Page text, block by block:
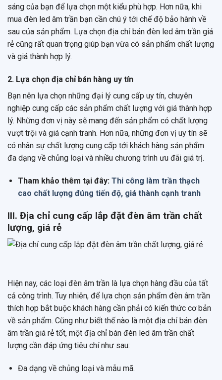
sáng của bạn để lựa chọn một kiểu phù hợp. Hơn nữa, khi
mua đèn led âm trần bạn cần chú ý tới chế độ bảo hành về
sau của sản phẩm. Lựa chọn địa chỉ bán đèn led âm trần giá
rẻ cũng rất quan trọng giúp bạn vừa có sản phẩm chất lượng
và giá thành hợp lý.
2. Lựa chọn địa chỉ bán hàng uy tín
Bạn nên lựa chọn những đại lý cung cấp uy tín, chuyên
nghiệp cung cấp các sản phẩm chất lượng với giá thành hợp
lý. Những đơn vị này sẽ mang đến sản phẩm có chất lượng
vượt trội và giá cạnh tranh. Hơn nữa, những đơn vị uy tín sẽ
có nhân sự chất lượng cung cấp tới khách hàng sản phẩm
đa dạng về chủng loại và nhiều chương trình ưu đãi giá trị.
Tham khảo thêm tại đây: Thi công làm trần thạch
cao chất lượng đúng tiến độ, giá thành cạnh tranh
III. Địa chỉ cung cấp lắp đặt đèn âm trần chất
lượng, giá rẻ
Hiện nay, các loại đèn âm trần là lựa chọn hàng đầu của tất
cả công trình. Tuy nhiên, để lựa chọn sản phẩm đèn âm trần
thích hợp bắt buộc khách hàng cần phải có kiến thức cơ bản
về sản phẩm. Cũng như biết thế nào là một địa chỉ bán đèn
âm trần giá rẻ tốt, một địa chỉ bán đèn led âm trần chất
lượng cần đáp ứng tiêu chí như sau:
Đa dạng về chủng loại và mẫu mã.